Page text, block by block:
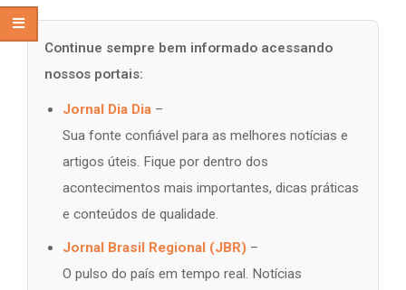
Continue sempre bem informado acessando
nossos portais:
Jornal Dia Dia –
Sua fonte confiável para as melhores notícias e
artigos úteis. Fique por dentro dos
acontecimentos mais importantes, dicas práticas
e conteúdos de qualidade.
Jornal Brasil Regional (JBR) –
O pulso do país em tempo real. Notícias